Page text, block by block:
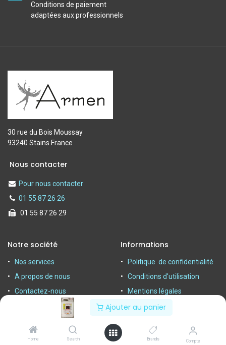
Ajouter au panier
Home Search Brands Compte
Conditions de paiement
adaptées aux professionnels
30 rue du Bois Moussay
93240 Stains France
Nous contacter
Pour nous contacter
01 55 87 26 26
01 55 87 26 29
Notre société
Nos services
A propos de nous
Contactez-nous
Informations
Politique de confidentialité
Conditions d'utilisation
Mentions légales